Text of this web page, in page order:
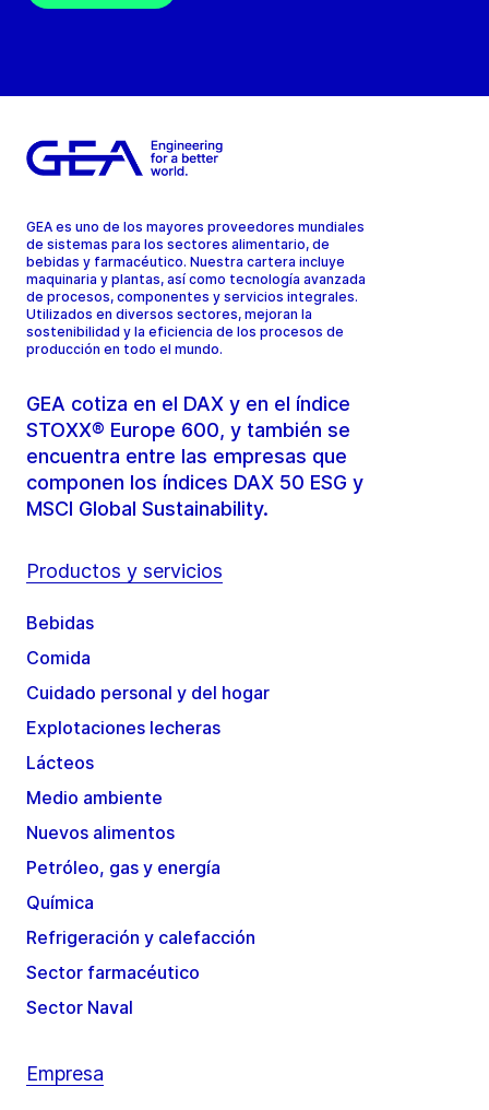
GEA es uno de los mayores proveedores mundiales
de sistemas para los sectores alimentario, de
bebidas y farmacéutico. Nuestra cartera incluye
maquinaria y plantas, así como tecnología avanzada
de procesos, componentes y servicios integrales.
Utilizados en diversos sectores, mejoran la
sostenibilidad y la eficiencia de los procesos de
producción en todo el mundo.
GEA cotiza en el DAX y en el índice
STOXX® Europe 600, y también se
encuentra entre las empresas que
componen los índices DAX 50 ESG y
MSCI Global Sustainability.
Productos y servicios
Bebidas
Comida
Cuidado personal y del hogar
Explotaciones lecheras
Lácteos
Medio ambiente
Nuevos alimentos
Petróleo, gas y energía
Química
Refrigeración y calefacción
Sector farmacéutico
Sector Naval
Empresa